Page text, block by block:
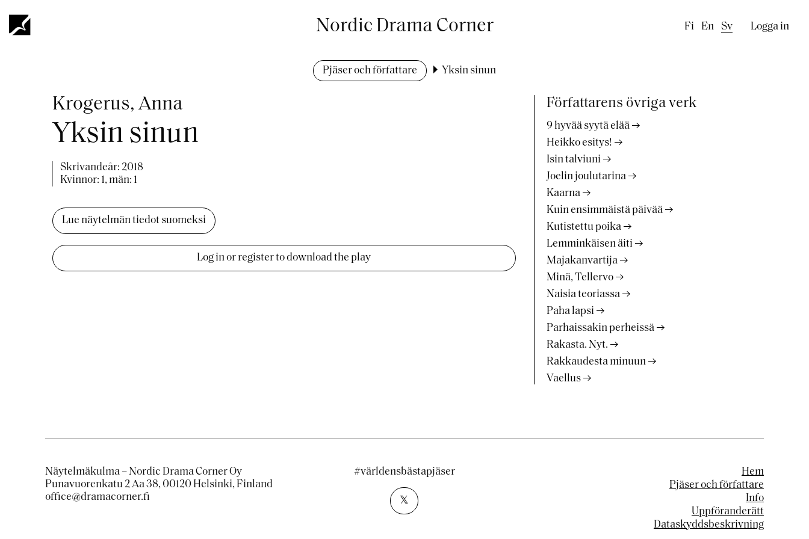
till
huvudinnehåll
Nordic Drama Corner Fi En Sv Logga in
Pjäser och författare Yksin sinun
Krogerus, Anna
Yksin sinun
Skrivandeår: 2018
Kvinnor: 1, män: 1
Lue näytelmän tiedot suomeksi
Log in or register to download the play
Författarens övriga verk
9 hyvää syytä elää
Heikko esitys!
Isin talviuni
Joelin joulutarina
Kaarna
Kuin ensimmäistä päivää
Kutistettu poika
Lemminkäisen äiti
Majakanvartija
Minä, Tellervo
Naisia teoriassa
Paha lapsi
Parhaissakin perheissä
Rakasta. Nyt.
Rakkaudesta minuun
Vaellus
Näytelmäkulma – Nordic Drama Corner Oy
Punavuorenkatu 2 Aa 38, 00120 Helsinki, Finland
office@dramacorner.fi
Hem
Pjäser och författare
Info
Uppföranderätt
Dataskyddsbeskrivning
#världensbästapjäser
𝕏